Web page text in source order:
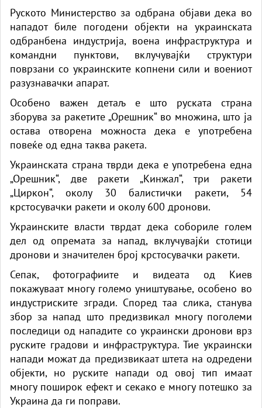
Руското Министерство за одбрана објави дека во
нападот биле погодени објекти на украинската
одбранбена индустрија, воена инфраструктура и
командни пунктови, вклучувајќи структури
поврзани со украинските копнени сили и воениот
разузнавачки апарат.
Особено важен детаљ е што руската страна
зборува за ракетите „Орешник“ во множина, што ја
остава отворена можноста дека е употребена
повеќе од една таква ракета.
Украинската страна тврди дека е употребена една
„Орешник“, две ракети „Кинжал“, три ракети
„Циркон“, околу 30 балистички ракети, 54
крстосувачки ракети и околу 600 дронови.
Украинските власти тврдат дека собориле голем
дел од опремата за напад, вклучувајќи стотици
дронови и значителен број крстосувачки ракети.
Сепак, фотографиите и видеата од Киев
покажуваат многу големо уништување, особено во
индустриските згради. Според таа слика, станува
збор за напад што предизвикал многу поголеми
последици од нападите со украински дронови врз
руските градови и инфраструктура. Тие украински
напади можат да предизвикаат штета на одредени
објекти, но руските напади од овој тип имаат
многу поширок ефект и секако е многу потешко за
Украина да ги поправи.